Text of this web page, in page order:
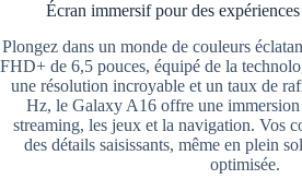
Écran immersif pour des
Plongez dans un monde de couleurs
FHD+ de 6,5 pouces, équipé de la
une résolution incroyable et un taux de
Hz, le Galaxy A16 offre une
streaming, les jeux et la navigation. Vos
des détails saisissants, même en plein
optimisée.